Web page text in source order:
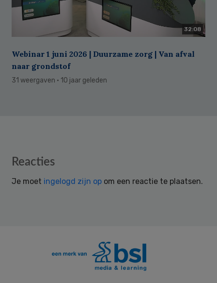
32:08
Webinar 1 juni 2026 | Duurzame zorg | Van afval
naar grondstof
31 weergaven · 10 jaar geleden
Reader
Reacties
Je moet ingelogd zijn op om een reactie te plaatsen.